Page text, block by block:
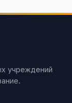
учреждений